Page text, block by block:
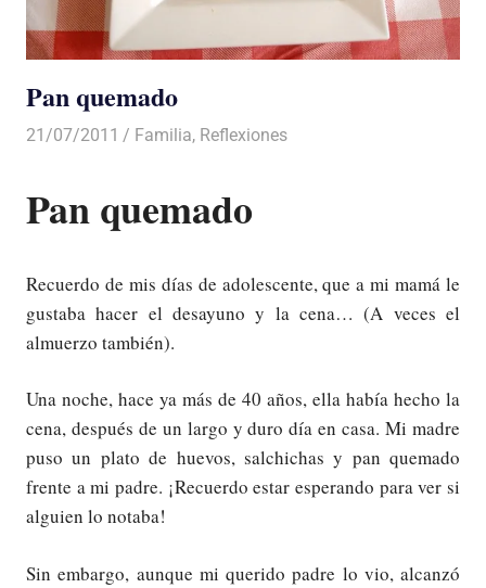
Pan quemado
21/07/2011 Luis Castellanos
Familia, Reflexiones
Pan quemado
Recuerdo de mis días de adolescente, que a mi mamá le
gustaba hacer el desayuno y la cena… (A veces el
almuerzo también).
Una noche, hace ya más de 40 años, ella había hecho la
cena, después de un largo y duro día en casa. Mi madre
puso un plato de huevos, salchichas y pan quemado
frente a mi padre. ¡Recuerdo estar esperando para ver si
alguien lo notaba!
Sin embargo, aunque mi querido padre lo vio, alcanzó